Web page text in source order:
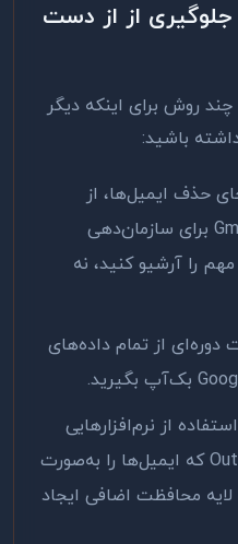
از از دست
روش برای اینکه دیگر
باشید:
حذف ایمیل‌ها، از
فیلترها و برچسب‌های Gmail برای سازمان‌دهی
را آرشیو کنید، نه
دوره‌ای از تمام داده‌های
استفاده از نرم‌افزارهایی
مثل Thunderbird یا Outlook که ایمیل‌ها را به‌صورت
محافظت اضافی ایجاد